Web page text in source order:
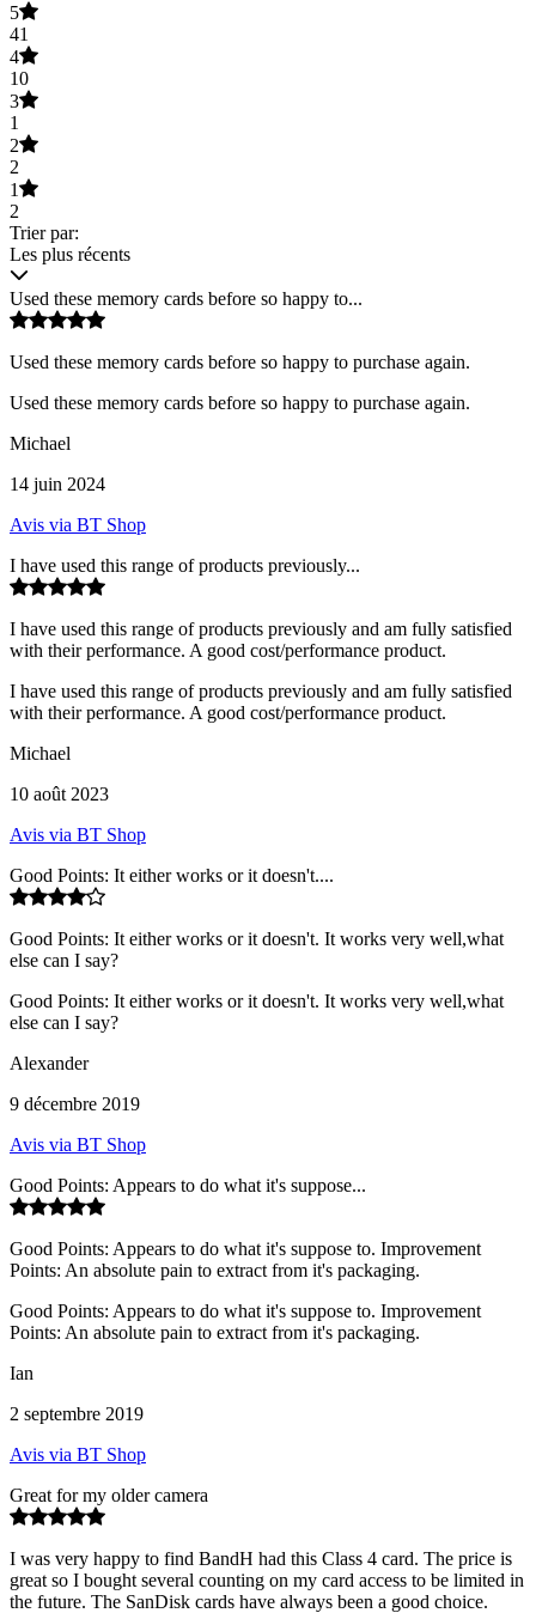
5
41
4
10
3
1
2
2
1
2
Trier par:
Les plus récents
Used these memory cards before so happy to...
Used these memory cards before so happy to purchase again.
Used these memory cards before so happy to purchase again.
Michael
14 juin 2024
Avis via BT Shop
I have used this range of products previously...
I have used this range of products previously and am fully satisfied
with their performance. A good cost/performance product.
I have used this range of products previously and am fully satisfied
with their performance. A good cost/performance product.
Michael
10 août 2023
Avis via BT Shop
Good Points: It either works or it doesn't....
Good Points: It either works or it doesn't. It works very well,what
else can I say?
Good Points: It either works or it doesn't. It works very well,what
else can I say?
Alexander
9 décembre 2019
Avis via BT Shop
Good Points: Appears to do what it's suppose...
Good Points: Appears to do what it's suppose to. Improvement
Points: An absolute pain to extract from it's packaging.
Good Points: Appears to do what it's suppose to. Improvement
Points: An absolute pain to extract from it's packaging.
Ian
2 septembre 2019
Avis via BT Shop
Great for my older camera
I was very happy to find BandH had this Class 4 card. The price is
great so I bought several counting on my card access to be limited in
the future. The SanDisk cards have always been a good choice.